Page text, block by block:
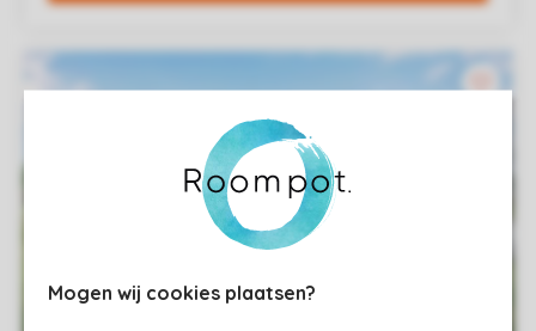
Mogen wij cookies plaatsen?